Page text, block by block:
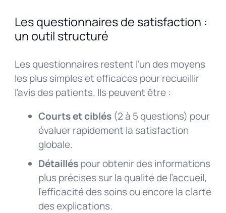
Les questionnaires de satisfaction :
un outil structuré
Les questionnaires restent l’un des moyens
les plus simples et efficaces pour recueillir
l’avis des patients. Ils peuvent être :
Courts et ciblés (2 à 5 questions) pour
évaluer rapidement la satisfaction
globale.
Détailléspour obtenir des informations
plus précises sur la qualité de l’accueil,
l’efficacité des soins ou encore la clarté
des explications.